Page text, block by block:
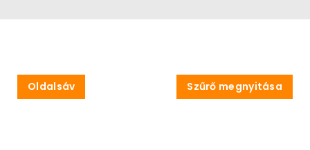
Oldalsáv Szűrő megnyitása